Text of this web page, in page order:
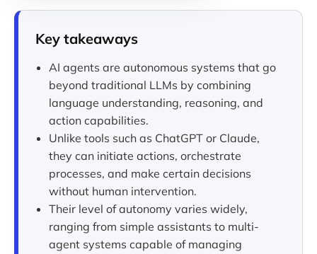
Key takeaways
AI agents are autonomous systems that go
beyond traditional LLMs by combining
language understanding, reasoning, and
action capabilities.
Unlike tools such as ChatGPT or Claude,
they can initiate actions, orchestrate
processes, and make certain decisions
without human intervention.
Their level of autonomy varies widely,
ranging from simple assistants to multi-
agent systems capable of managing